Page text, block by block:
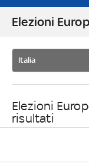
Elezioni
Italia
Elezioni
risultati